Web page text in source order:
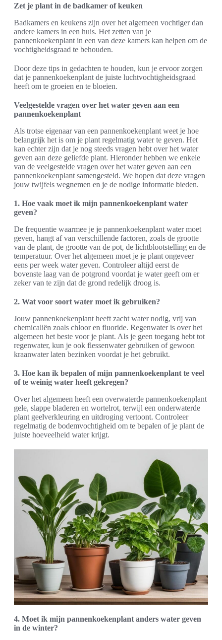
Zet je plant in de badkamer of keuken
Badkamers en keukens zijn over het algemeen vochtiger dan
andere kamers in een huis. Het zetten van je
pannenkoekenplant in een van deze kamers kan helpen om de
vochtigheidsgraad te behouden.
Door deze tips in gedachten te houden, kun je ervoor zorgen
dat je pannenkoekenplant de juiste luchtvochtigheidsgraad
heeft om te groeien en te bloeien.
Veelgestelde vragen over het water geven aan een
pannenkoekenplant
Als trotse eigenaar van een pannenkoekenplant weet je hoe
belangrijk het is om je plant regelmatig water te geven. Het
kan echter zijn dat je nog steeds vragen hebt over het water
geven aan deze geliefde plant. Hieronder hebben we enkele
van de veelgestelde vragen over het water geven aan een
pannenkoekenplant samengesteld. We hopen dat deze vragen
jouw twijfels wegnemen en je de nodige informatie bieden.
1. Hoe vaak moet ik mijn pannenkoekenplant water
geven?
De frequentie waarmee je je pannenkoekenplant water moet
geven, hangt af van verschillende factoren, zoals de grootte
van de plant, de grootte van de pot, de lichtblootstelling en de
temperatuur. Over het algemeen moet je je plant ongeveer
eens per week water geven. Controleer altijd eerst de
bovenste laag van de potgrond voordat je water geeft om er
zeker van te zijn dat de grond redelijk droog is.
2. Wat voor soort water moet ik gebruiken?
Jouw pannenkoekenplant heeft zacht water nodig, vrij van
chemicaliën zoals chloor en fluoride. Regenwater is over het
algemeen het beste voor je plant. Als je geen toegang hebt tot
regenwater, kun je ook flessenwater gebruiken of gewoon
kraanwater laten bezinken voordat je het gebruikt.
3. Hoe kan ik bepalen of mijn pannenkoekenplant te veel
of te weinig water heeft gekregen?
Over het algemeen heeft een overwaterde pannenkoekenplant
gele, slappe bladeren en wortelrot, terwijl een onderwaterde
plant geelverkleuring en uitdroging vertoont. Controleer
regelmatig de bodemvochtigheid om te bepalen of je plant de
juiste hoeveelheid water krijgt.
4. Moet ik mijn pannenkoekenplant anders water geven
in de winter?